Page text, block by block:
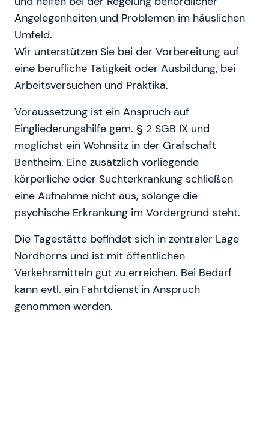
Angelegenheiten und Problemen im häuslichen
Umfeld.
Wir unterstützen Sie bei der Vorbereitung auf
eine berufliche Tätigkeit oder Ausbildung, bei
Arbeitsversuchen und Praktika.
Voraussetzung ist ein Anspruch auf
Eingliederungshilfe gem. § 2 SGB IX und
möglichst ein Wohnsitz in der Grafschaft
Bentheim. Eine zusätzlich vorliegende
körperliche oder Suchterkrankung schließen
eine Aufnahme nicht aus, solange die
psychische Erkrankung im Vordergrund steht.
Die Tagestätte befindet sich in zentraler Lage
Nordhorns und ist mit öffentlichen
Verkehrsmitteln gut zu erreichen. Bei Bedarf
kann evtl. ein Fahrtdienst in Anspruch
genommen werden.